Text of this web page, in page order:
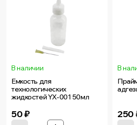
В наличии
Емкость для
технологических
жидкостей YX-001 50мл
50₽
В
250